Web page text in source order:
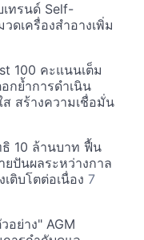
ทรนด์ Self-
ดเครื่องสำอางเพิ่ม
100 คะแนนเต็ม
กย้ำการดำเนิน
สร้างความเชื่อมั่น
ธิ 10 ล้านบาท ฟื้น
ยปันผลระหว่างกาล
ติบโตต่อเนื่อง 7
อย่าง" AGM